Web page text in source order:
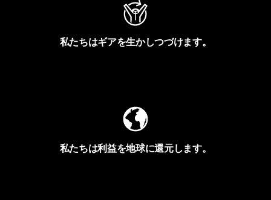
私たちはギアを生かしつづけます。
私たちは利益を地球に還元します。